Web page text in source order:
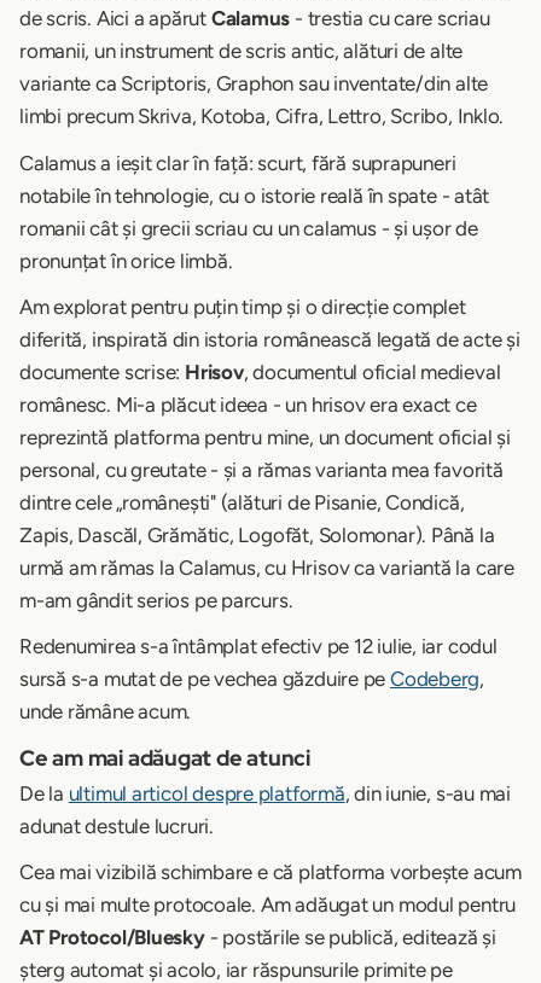
de scris. Aici a apărut Calamus - trestia cu care scriau
romanii, un instrument de scris antic, alături de alte
variante ca Scriptoris, Graphon sau inventate/din alte
limbi precum Skriva, Kotoba, Cifra, Lettro, Scribo, Inklo.
Calamus a ieșit clar în față: scurt, fără suprapuneri
notabile în tehnologie, cu o istorie reală în spate - atât
romanii cât și grecii scriau cu un calamus - și ușor de
pronunțat în orice limbă.
Am explorat pentru puțin timp și o direcție complet
diferită, inspirată din istoria românească legată de acte și
documente scrise: Hrisov, documentul oficial medieval
românesc. Mi-a plăcut ideea - un hrisov era exact ce
reprezintă platforma pentru mine, un document oficial și
personal, cu greutate - și a rămas varianta mea favorită
dintre cele „românești" (alături de Pisanie, Condică,
Zapis, Dascăl, Grămătic, Logofăt, Solomonar). Până la
urmă am rămas la Calamus, cu Hrisov ca variantă la care
m-am gândit serios pe parcurs.
Redenumirea s-a întâmplat efectiv pe 12 iulie, iar codul
sursă s-a mutat de pe vechea găzduire pe Codeberg,
unde rămâne acum.
Ce am mai adăugat de atunci
De la ultimul articol despre platformă, din iunie, s-au mai
adunat destule lucruri.
Cea mai vizibilă schimbare e că platforma vorbește acum
cu și mai multe protocoale. Am adăugat un modul pentru
AT Protocol/Bluesky- postările se publică, editează și
șterg automat și acolo, iar răspunsurile primite pe